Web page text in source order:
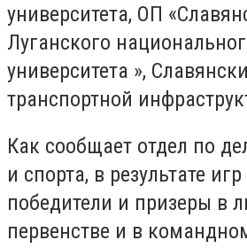
университета, ОП
Луганского
университета »,
транспортной
Как сообщает отдел по
и спорта, в результате
победители и призеры в
первенстве и в